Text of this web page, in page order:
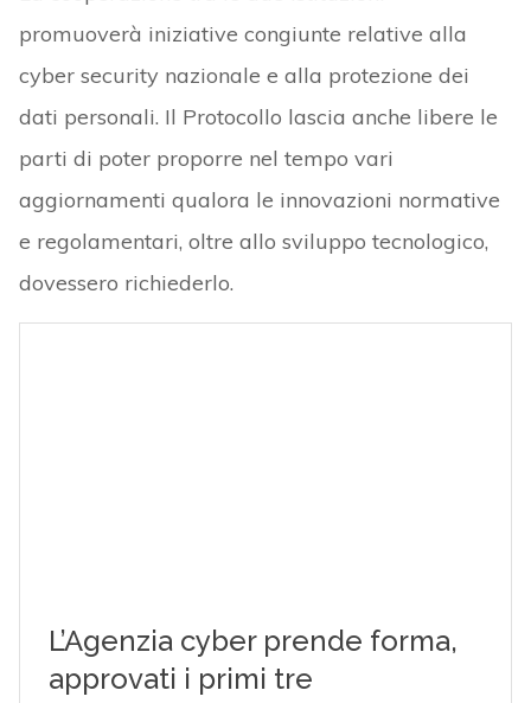
promuoverà iniziative congiunte relative alla
cyber security nazionale e alla protezione dei
dati personali. Il Protocollo lascia anche libere le
parti di poter proporre nel tempo vari
aggiornamenti qualora le innovazioni normative
e regolamentari, oltre allo sviluppo tecnologico,
dovessero richiederlo.